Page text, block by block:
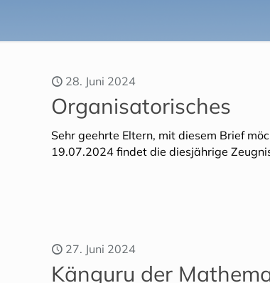
28. Juni 2024
Organisatorisches
Sehr geehrte Eltern, mit diesem Brief
19.07.2024 findet die diesjährige
27. Juni 2024
Känguru der